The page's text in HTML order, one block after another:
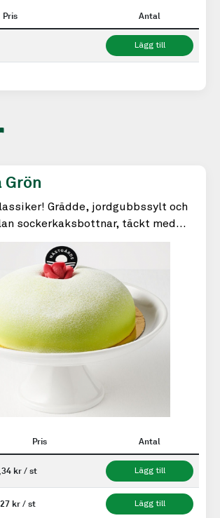
Pris Antal
Lägg till
Grädde, jordgubbssylt och
sockerkaksbottnar, täckt med
Pris Antal
kr / st Lägg till
kr / st Lägg till